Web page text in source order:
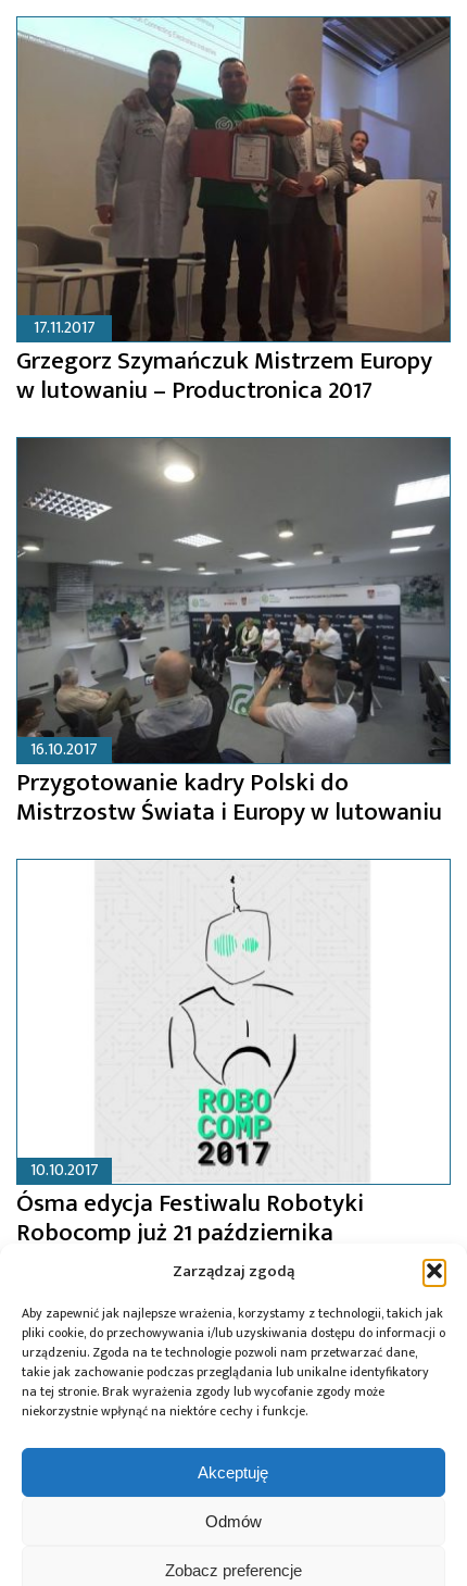
Zarządzaj zgodą
Aby zapewnić jak najlepsze wrażenia, korzystamy z technologii, takich jak
pliki cookie, do przechowywania i/lub uzyskiwania dostępu do informacji o
urządzeniu. Zgoda na te technologie pozwoli nam przetwarzać dane,
takie jak zachowanie podczas przeglądania lub unikalne identyfikatory
na tej stronie. Brak wyrażenia zgody lub wycofanie zgody może
niekorzystnie wpłynąć na niektóre cechy i funkcje.
Akceptuję
Odmów
Zobacz preferencje
17.11.2017
Grzegorz Szymańczuk Mistrzem Europy
w lutowaniu – Productronica 2017
16.10.2017
Przygotowanie kadry Polski do
Mistrzostw Świata i Europy w lutowaniu
10.10.2017
Ósma edycja Festiwalu Robotyki
Robocomp już 21 października